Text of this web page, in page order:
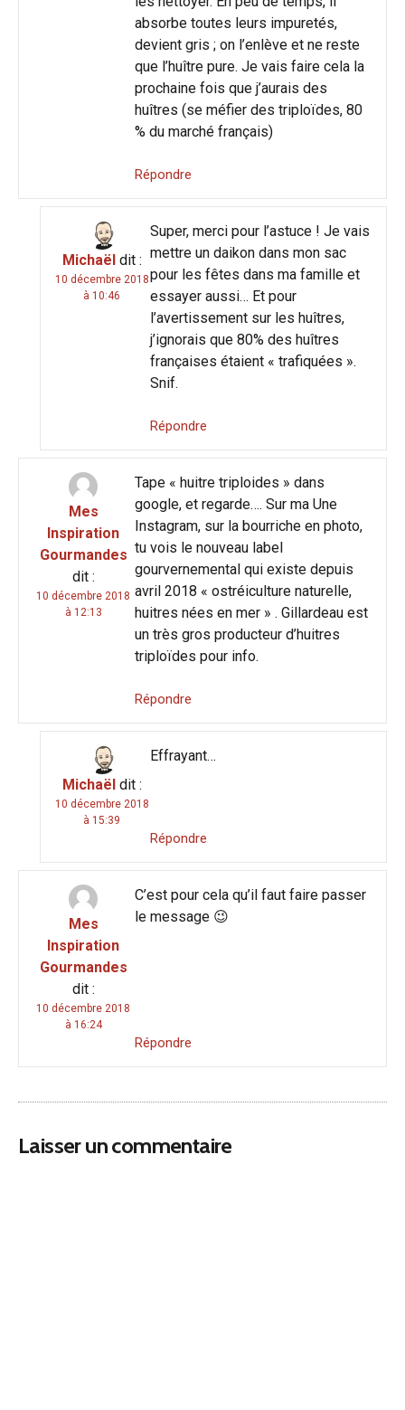
absorbe toutes leurs impuretés,
devient gris ; on l’enlève et ne reste
que l’huître pure. Je vais faire cela la
prochaine fois que j’aurais des
huîtres (se méfier des triploïdes, 80
% du marché français)
Répondre
Michaël dit :
10 décembre 2018
à 10:46
Super, merci pour l’astuce ! Je vais
mettre un daikon dans mon sac
pour les fêtes dans ma famille et
essayer aussi… Et pour
l’avertissement sur les huîtres,
j’ignorais que 80% des huîtres
françaises étaient « trafiquées ».
Snif.
Répondre
Mes
Inspiration
Gourmandes
dit :
10 décembre 2018
à 12:13
Tape « huitre triploides » dans
google, et regarde…. Sur ma Une
Instagram, sur la bourriche en photo,
tu vois le nouveau label
gourvernemental qui existe depuis
avril 2018 « ostréiculture naturelle,
huitres nées en mer » . Gillardeau est
un très gros producteur d’huitres
triploïdes pour info.
Répondre
Michaël dit :
10 décembre 2018
à 15:39
Effrayant…
Répondre
Mes
Inspiration
Gourmandes
dit :
10 décembre 2018
à 16:24
C’est pour cela qu’il faut faire passer
le message 😉
Répondre
Laisser un commentaire